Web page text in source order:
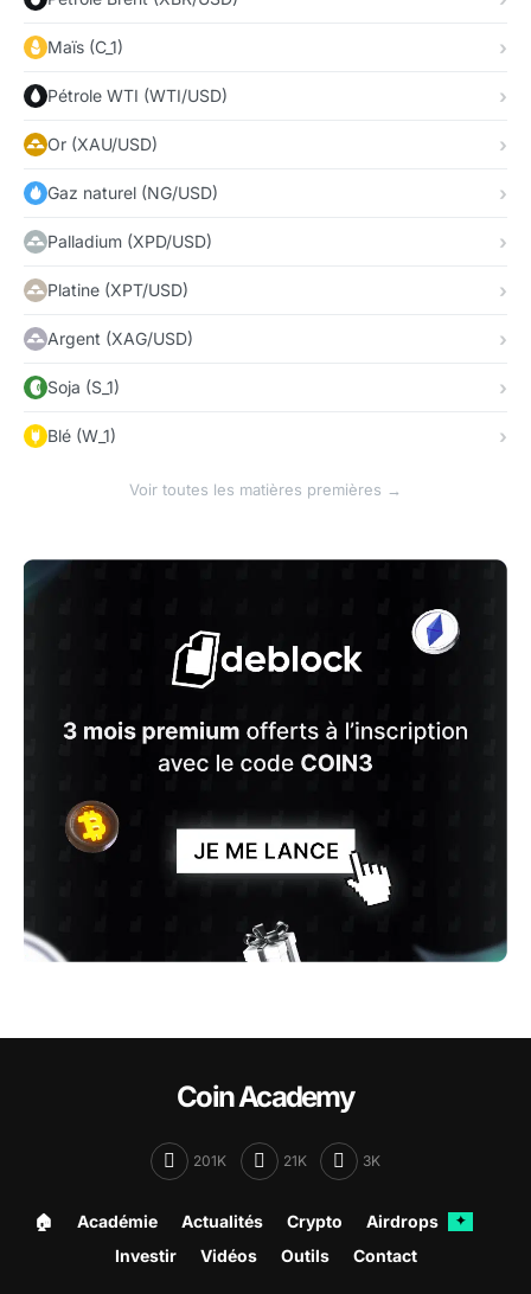
Maïs (C_1)
Pétrole WTI (WTI/USD)
Or (XAU/USD)
Gaz naturel (NG/USD)
Palladium (XPD/USD)
Platine (XPT/USD)
Argent (XAG/USD)
Soja (S_1)
Blé (W_1)
Voir toutes les matières premières →
Coin Academy
201K 21K 3K
🏠︎ Académie Actualités Crypto Airdrops ✦
Investir Vidéos Outils Contact